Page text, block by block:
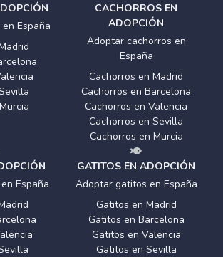
España
CACHORROS EN
ADOPCIÓN
Adoptar cachorros en
España
Cachorros en Madrid
Cachorros en Barcelona
Cachorros en Valencia
Cachorros en Sevilla
Cachorros en Murcia
España
GATITOS EN ADOPCIÓN
Adoptar gatitos en España
Gatitos en Madrid
Gatitos en Barcelona
Gatitos en Valencia
Gatitos en Sevilla